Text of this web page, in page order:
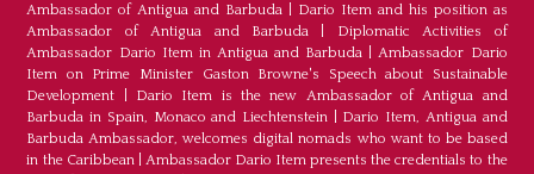
Ambassador of Antigua and Barbuda
Dario Item and his position as
Ambassador of Antigua and Barbuda
Diplomatic Activities of
Ambassador Dario Item in Antigua and Barbuda |Ambassador Dario
Item on Prime Minister Gaston Browne's Speech about Sustainable
Development
Dario Item is the new Ambassador of Antigua and
Barbuda in Spain, Monaco and Liechtenstein
Dario Item, Antigua and
Barbuda Ambassador, welcomes digital nomads who want to be based
in the Caribbean| Ambassador Dario Item presents the credentials to the